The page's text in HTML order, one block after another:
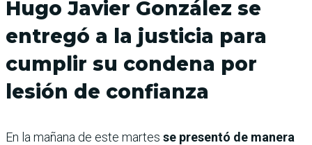
Hugo Javier González se
entregó a la justicia para
cumplir su condena por
lesión de confianza
En la mañana de este martes se presentó de manera